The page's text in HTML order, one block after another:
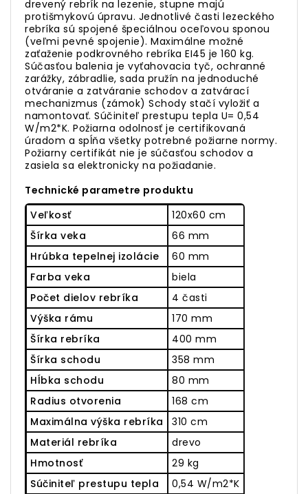
drevený rebrík na lezenie, stupne majú
protišmykovú úpravu. Jednotlivé časti lezeckého
rebríka sú spojené špeciálnou oceľovou sponou
(veľmi pevné spojenie). Maximálne možné
zaťaženie podkrovného rebríka EI45 je 160 kg.
Súčasťou balenia je vyťahovacia tyč, ochranné
zarážky, zábradlie, sada pružín na jednoduché
otváranie a zatváranie schodov a zatvárací
mechanizmus (zámok) Schody stačí vyložiť a
namontovať. Súčiniteľ prestupu tepla U= 0,54
W/m2*K. Požiarna odolnosť je certifikovaná
úradom a spĺňa všetky potrebné požiarne normy.
Požiarny certifikát nie je súčasťou schodov a
zasiela sa elektronicky na požiadanie.
Technické parametre produktu
Veľkosť
120x60 cm
Šírka veka
66 mm
Hrúbka tepelnej izolácie
60 mm
Farba veka
biela
Počet dielov rebríka
4 časti
Výška rámu
170 mm
Šírka rebríka
400 mm
Šírka schodu
358 mm
Hĺbka schodu
80 mm
Radius otvorenia
168 cm
Maximálna výška rebríka
310 cm
Materiál rebríka
drevo
Hmotnosť
29 kg
Súčiniteľ prestupu tepla
0,54 W/m2*K